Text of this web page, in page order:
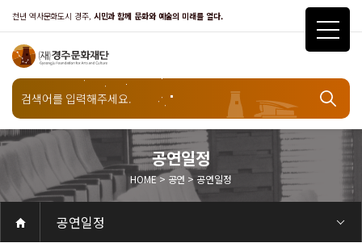
천년 역사문화도시 경주, 시민과 함께 문화와 예술의 미래를 열다.
공연일정
HOME > 공연 > 공연일정
공연
공연일정